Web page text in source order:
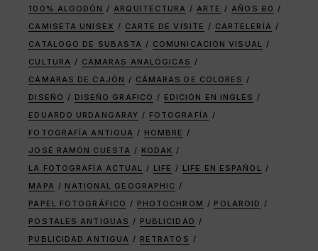
100% ALGODÓN ARQUITECTURA ARTE
AÑOS 60
CAMISETA UNISEX
CARTE DE VISITE
CARTELERÍA
CATÁLOGO DE SUBASTA
COMUNICACIÓN VISUAL
CULTURA
CÁMARAS ANALÓGICAS
CÁMARAS DE CAJÓN
CÁMARAS DE COLORES
DISEÑO
DISEÑO GRÁFICO
EDICIÓN EN INGLÉS
EDUARDO URDANGARAY
FOTOGRAFÍA
FOTOGRAFÍA ANTIGUA
HOMBRE
JOSÉ RAMÓN CUESTA
KODAK
LA FOTOGRAFÍA ACTUAL
LIFE
LIFE EN ESPAÑOL
MAPA
NATIONAL GEOGRAPHIC
PAPEL FOTOGRÁFICO
PHOTOCHROM
POLAROID
POSTALES ANTIGUAS
PUBLICIDAD
PUBLICIDAD ANTIGUA
RETRATOS